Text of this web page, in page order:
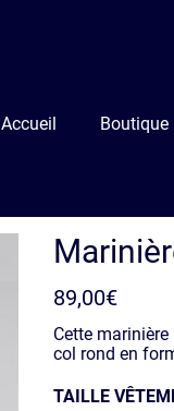
Accueil Boutique
89,00€
Cette
col rond en
TAILLE